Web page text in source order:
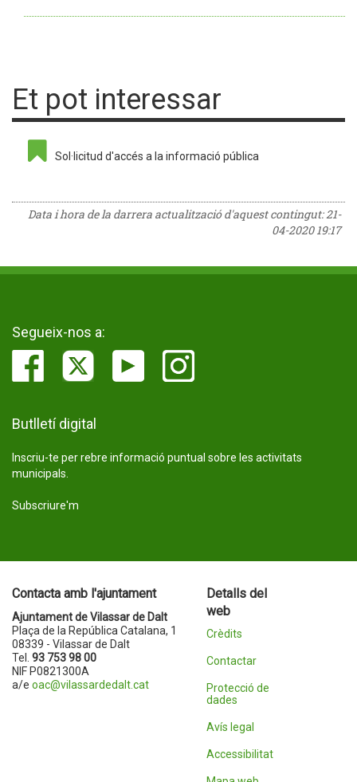
Et pot interessar
Sol·licitud d'accés a la informació pública
Data i hora de la darrera actualització d'aquest contingut:21-
04-2020 19:17
Segueix-nos a:
Butlletí digital
Inscriu-te per rebre informació puntual sobre les activitats
municipals.
Subscriure'm
Contacta amb l'ajuntament
Ajuntament de Vilassar de Dalt
Plaça de la República Catalana, 1
08339 - Vilassar de Dalt
Tel. 93 753 98 00
NIF P0821300A
a/e oac@vilassardedalt.cat
Detalls del
web
Crèdits
Contactar
Protecció de
dades
Avís legal
Accessibilitat